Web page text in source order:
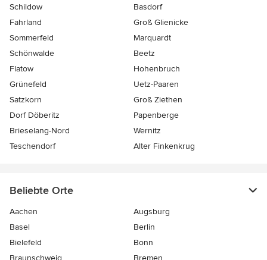
Schildow
Basdorf
Fahrland
Groß Glienicke
Sommerfeld
Marquardt
Schönwalde
Beetz
Flatow
Hohenbruch
Grünefeld
Uetz-Paaren
Satzkorn
Groß Ziethen
Dorf Döberitz
Papenberge
Brieselang-Nord
Wernitz
Teschendorf
Alter Finkenkrug
Beliebte Orte
Aachen
Augsburg
Basel
Berlin
Bielefeld
Bonn